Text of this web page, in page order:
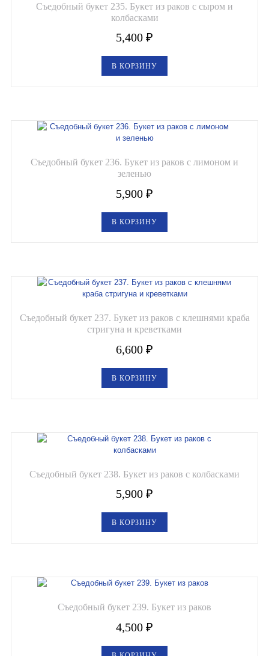
Съедобный букет 235. Букет из раков с сыром и
колбасками
5,400 ₽
В КОРЗИНУ
Съедобный букет 236. Букет из раков с лимоном и
зеленью
5,900 ₽
В КОРЗИНУ
Съедобный букет 237. Букет из раков с клешнями краба
стригуна и креветками
6,600 ₽
В КОРЗИНУ
Съедобный букет 238. Букет из раков с колбасками
5,900 ₽
В КОРЗИНУ
Съедобный букет 239. Букет из раков
4,500 ₽